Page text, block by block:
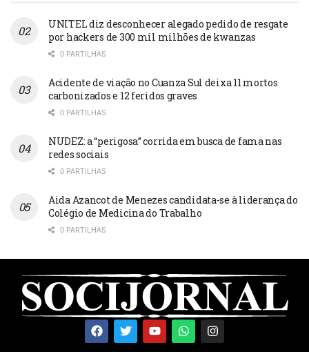
UNITEL diz desconhecer alegado pedido de resgate
por hackers de 300 mil milhões de kwanzas
0 PARTILHAS
Acidente de viação no Cuanza Sul deixa 11 mortos
carbonizados e 12 feridos graves
0 PARTILHAS
NUDEZ: a “perigosa” corrida em busca de fama nas
redes sociais
0 PARTILHAS
Aida Azancot de Menezes candidata-se à liderança do
Colégio de Medicina do Trabalho
0 PARTILHAS